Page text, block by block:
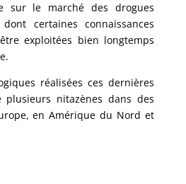
sur le marché des drogues
certaines connaissances
exploitées bien longtemps
réalisées ces dernières
nitazènes dans des
en Amérique du Nord et